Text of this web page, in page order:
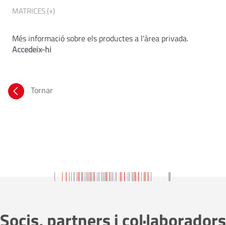
MATRICES (+)
Més informació sobre els productes a l'àrea privada.
Accedeix-hi
Tornar